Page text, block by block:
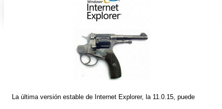
La última versión estable de Internet Explorer, la 11.0.15, puede